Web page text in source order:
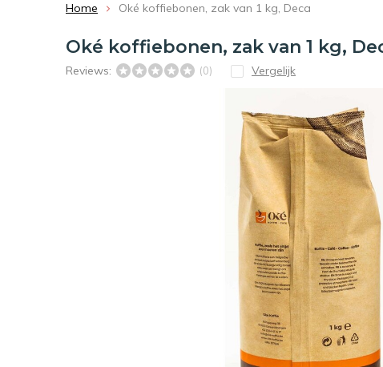
Home Oké koffiebonen, zak van 1 kg, Deca
Oké koffiebonen, zak van 1 kg,
Reviews: (0) Vergelijk